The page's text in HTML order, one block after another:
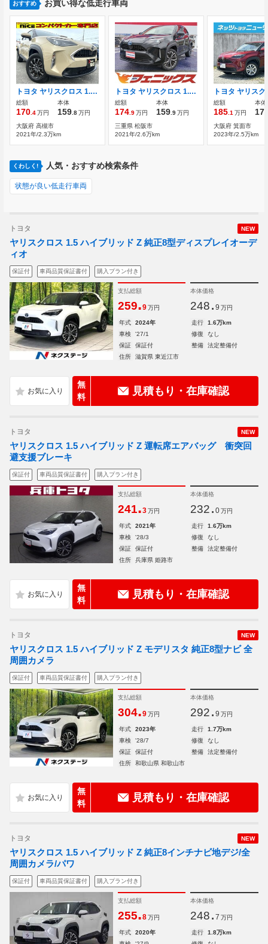
おすすめ お買い得な低走行車両
トヨタ ヤリスクロス 1.5 X トヨタセーフティーセンス 純正ディスプレ
総額
170.4万円
本体
159.8万円
大阪府 高槻市
2021年/2.3万km
トヨタ ヤリスクロス 1.5 ハイブリッド Z 純正8インチオーディオ ナビ機能付き
総額
174.9万円
本体
159.9万円
三重県 松阪市
2021年/2.6万km
総額
185.1万円
本体
大阪府 箕面市
2023年/2.5万km
くわしく! 人気・おすすめ検索条件
状態が良い低走行車両
NEW
トヨタ
ヤリスクロス 1.5 ハイブリッド Z 純正8型ディスプレイオーデ
ィオ
保証付 車両品質保証書付 購入プラン付き
支払総額
259.9 万円
本体価格
248. 9 万円
年式 2024年 走行
1.6万km
車検
'27/1 修復
なし
保証
保証付 整備
法定整備付
住所
滋賀県 東近江市
無
料
見積もり・在庫確認
NEW
トヨタ
ヤリスクロス 1.5 ハイブリッド Z 運転席エアバッグ 衝突回
避支援ブレーキ
保証付 車両品質保証書付 購入プラン付き
支払総額
241.3 万円
本体価格
232. 0 万円
年式 2021年 走行
1.6万km
車検
'28/3 修復
なし
保証
保証付 整備
法定整備付
住所
兵庫県 姫路市
無
料
見積もり・在庫確認
NEW
トヨタ
ヤリスクロス 1.5 ハイブリッド Z モデリスタ 純正8型ナビ 全
周囲カメラ
保証付 車両品質保証書付 購入プラン付き
支払総額
304.9 万円
本体価格
292. 9 万円
年式 2023年 走行
1.7万km
車検
'28/7 修復
なし
保証
保証付 整備
法定整備付
住所
和歌山県 和歌山市
無
料
見積もり・在庫確認
NEW
トヨタ
ヤリスクロス 1.5 ハイブリッド Z 純正8インチナビ地デジ/全
周囲カメラ/パワ
保証付 車両品質保証書付 購入プラン付き
支払総額
255.8 万円
本体価格
248. 7 万円
年式 2020年 走行
1.8万km